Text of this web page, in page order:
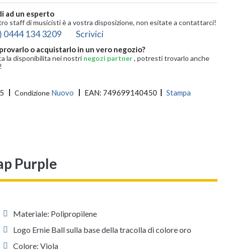
ad un esperto
staff di musicisti è a vostra disposizione, non esitate a contattarci!
0444 134 3209 Scrivici
o acquistarlo in un vero negozio?
la disponibilita nei nostri negozi partner, potresti trovarlo anche
Condizione Nuovo EAN: 749699140450 Stampa
Purple
Materiale: Polipropilene
Logo Ernie Ball sulla base della tracolla di colore oro
Colore: Viola